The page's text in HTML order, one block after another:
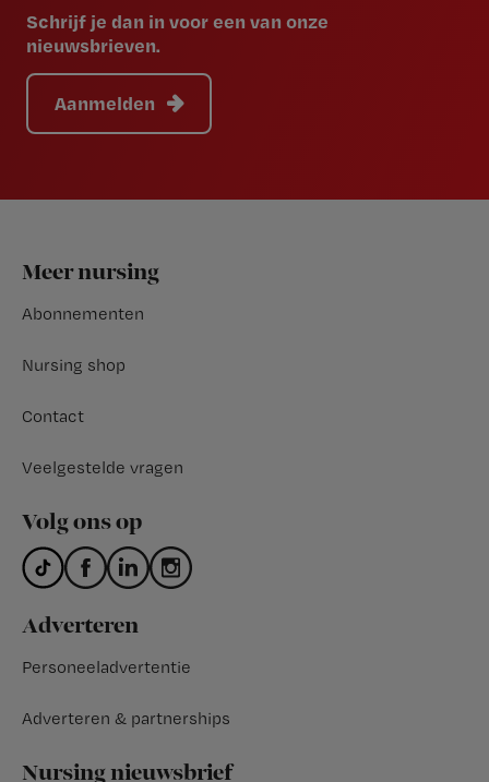
Schrijf je dan in voor een van onze
nieuwsbrieven.
Aanmelden
Footer
Meer nursing
Abonnementen
Nursing shop
Contact
Veelgestelde vragen
Volg ons op
Adverteren
Personeeladvertentie
Adverteren & partnerships
Nursing nieuwsbrief